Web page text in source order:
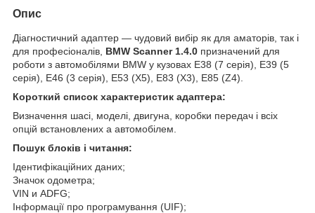
Опис
Діагностичний адаптер — чудовий вибір як для аматорів, так і
для професіоналів, BMW Scanner 1.4.0 призначений для
роботи з автомобілями BMW у кузовах E38 (7 серія), E39 (5
серія), E46 (3 серія), E53 (X5), E83 (X3), E85 (Z4).
Короткий список характеристик адаптера:
Визначення шасі, моделі, двигуна, коробки передач і всіх
опцій встановлених а автомобілем.
Пошук блоків і читання:
Ідентифікаційних даних;
Значок одометра;
VIN и ADFG;
Інформації про програмування (UIF);